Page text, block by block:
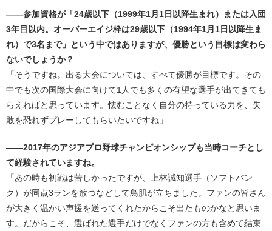
――参加資格が「24歳以下（1999年1月1日以降生まれ）または入団
3年目以内。オーバーエイジ枠は29歳以下（1994年1月1日以降生ま
れ）で3名まで」という中ではありますが、優勝という目標は変わら
ないでしょうか？
「そうですね。出る大会については、すべて優勝が目標です。その
中でも次の国際大会に向けて1人でも多くの有望な選手が出てきても
らえればと思っています。怯むことなく自分の持っている力を、失
敗を恐れずプレーしてもらいたいですね」
――2017年のアジアプロ野球チャンピオンシップも当時コーチとし
て経験されていますね。
「あの時も初戦は苦しかったですが、上林誠知選手（ソフトバン
ク）が同点3ランを放つなどして鳥肌が立ちました。ファンの皆さん
が大きく温かい声援を送ってくれたからこそ出たものかなと思いま
す。だからこそ、選ばれた選手だけでなくファンの方も含めて結束